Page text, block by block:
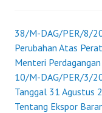
Post
navigation
38/M-DAG/PER/8/
Perubahan Atas
Menteri
10/M-DAG/PER/3/
Tanggal 31 Agustus
Tentang Ekspor